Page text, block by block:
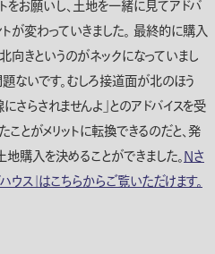
をお願いし、土地を一緒に見てアドバ
トが変わっていきました。 最終的に購入
向きというのがネックになっていまし
題ないです。むしろ接道面が北のほう
さらされませんよ」とのアドバイスを受
ことがメリットに転換できるのだと、発
購入を決めることができました。Nさ
ス」はこちらからご覧いただけます。